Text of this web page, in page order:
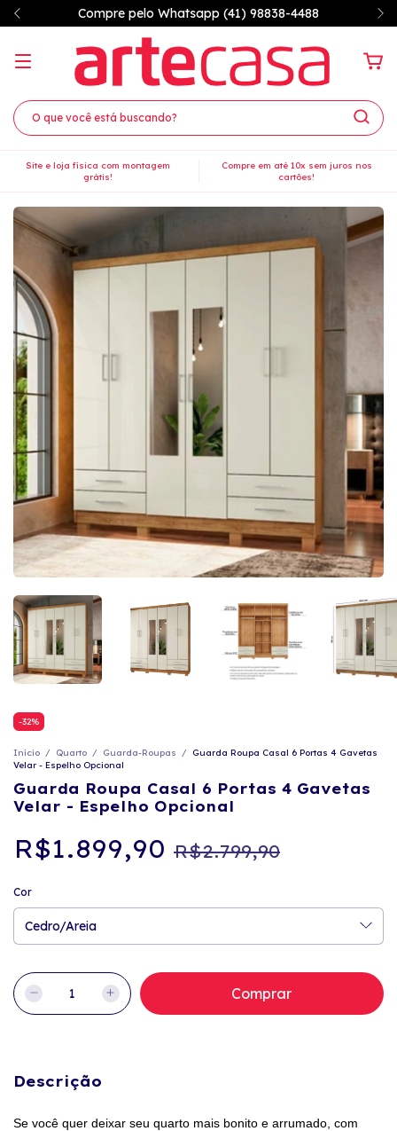
7% OFF à vista no PIX
Site e loja física com montagem
grátis!
Compre em até 10x sem juros nos
cartões!
-32%
Início / Quarto / Guarda-Roupas /
Guarda Roupa Casal 6 Portas 4 Gavetas
Velar - Espelho Opcional
Guarda Roupa Casal 6 Portas 4 Gavetas
Velar - Espelho Opcional
R$1.899,90 R$2.799,90
Cor
Descrição
Se você quer deixar seu quarto mais bonito e arrumado, com